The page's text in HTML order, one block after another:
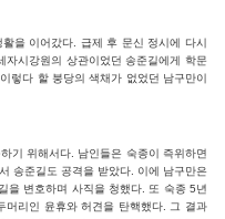
을 이어갔다. 급제 후 문신 정시에 다시
시강원의 상관이었던 송준길에게 학문
렇다 할 붕당의 색채가 없었던 남구만이
기 위해서다. 남인들은 숙종이 즉위하면
송준길도 공격을 받았다. 이에 남구만은
을 변호하며 사직을 청했다. 또 숙종 5년
머리인 윤휴와 허견을 탄핵했다. 그 결과